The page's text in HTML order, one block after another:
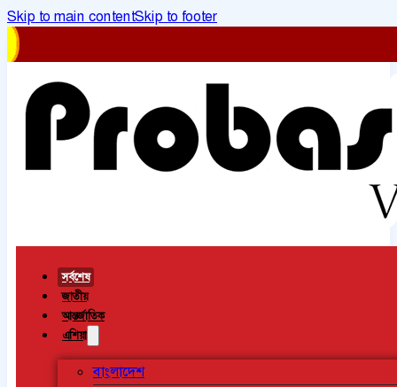
Skip to main contentSkip to footer
সর্বশেষ
জাতীয়
আন্তর্জাতিক
এশিয়া
বাংলাদেশ